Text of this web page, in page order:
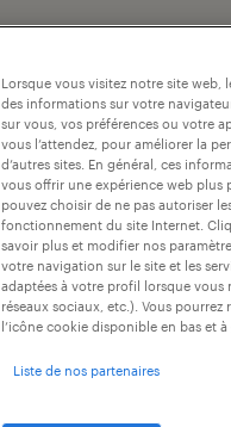
Lorsque vous visitez notre site web,
des informations sur votre
sur vous, vos préférences ou votre
vous l’attendez, pour améliorer la
d’autres sites. En général, ces
vous offrir une expérience web plus
pouvez choisir de ne pas autoriser
fonctionnement du site Internet.
savoir plus et modifier nos
votre navigation sur le site et les
adaptées à votre profil lorsque vous
réseaux sociaux, etc.). Vous
l’icône cookie disponible en bas et
Liste de nos partenaires